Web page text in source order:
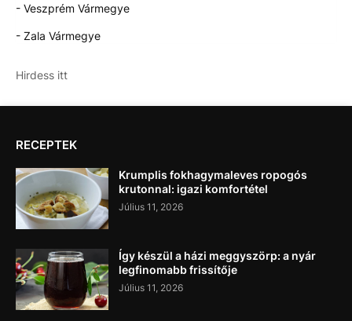
- Veszprém Vármegye
- Zala Vármegye
Hirdess itt
RECEPTEK
Krumplis fokhagymaleves ropogós
krutonnal: igazi komfortétel
Július 11, 2026
Így készül a házi meggyszörp: a nyár
legfinomabb frissítője
Július 11, 2026